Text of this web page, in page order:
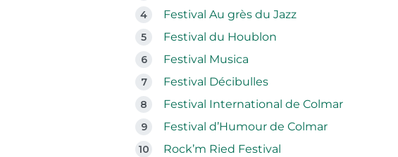
Festival Au grès du Jazz
Festival du Houblon
Festival Musica
Festival Décibulles
Festival International de Colmar
Festival d’Humour de Colmar
Rock’m Ried Festival